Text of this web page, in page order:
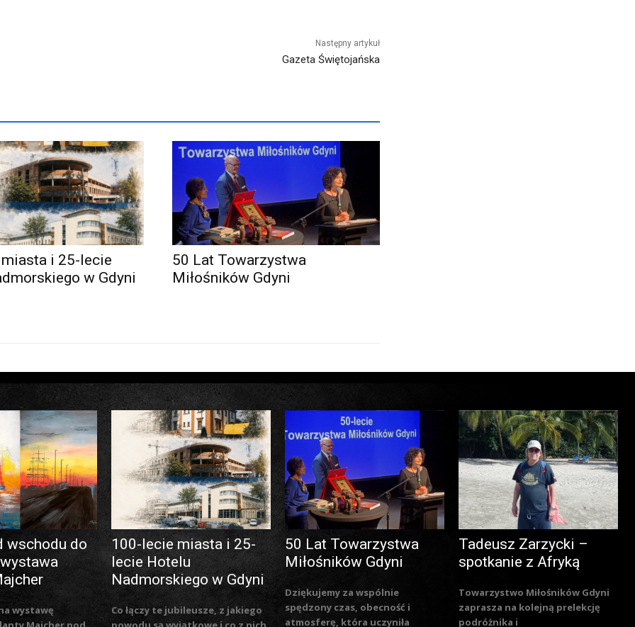
Następny artykuł
Gazeta Świętojańska
i 25-lecie
w Gdyni
50 Lat Towarzystwa
Miłośników Gdyni
wschodu do
wystawę
100-lecie miasta i 25-
lecie Hotelu
Nadmorskiego w Gdyni
Co łączy te jubileusze, z jakiego
50 Lat Towarzystwa
Miłośników Gdyni
Dziękujemy za wspólnie
spędzony czas, obecność i
atmosferę, która uczyniła
Tadeusz Zarzycki –
spotkanie z Afryką
Towarzystwo Miłośników Gdyni
zaprasza na kolejną prelekcję
podróżnika i